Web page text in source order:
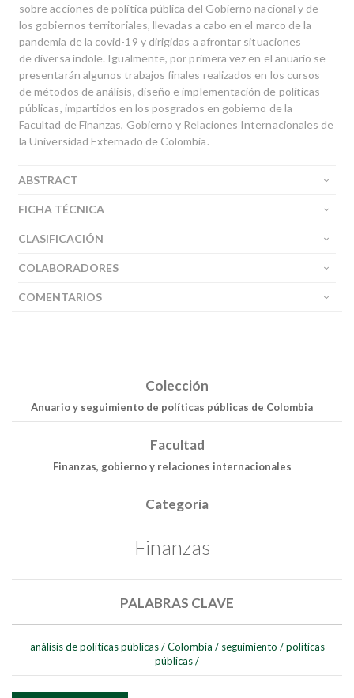
sobre acciones de política pública del Gobierno nacional y de
los gobiernos territoriales, llevadas a cabo en el marco de la
pandemia de la covid-19 y dirigidas a afrontar situaciones
de diversa índole. Igualmente, por primera vez en el anuario se
presentarán algunos trabajos finales realizados en los cursos
de métodos de análisis, diseño e implementación de políticas
públicas, impartidos en los posgrados en gobierno de la
Facultad de Finanzas, Gobierno y Relaciones Internacionales de
la Universidad Externado de Colombia.
ABSTRACT
FICHA TÉCNICA
CLASIFICACIÓN
COLABORADORES
COMENTARIOS
Colección
Anuario y seguimiento de políticas públicas de Colombia
Facultad
Finanzas, gobierno y relaciones internacionales
Categoría
Finanzas
PALABRAS CLAVE
análisis de políticas públicas / Colombia / seguimiento / políticas
públicas/